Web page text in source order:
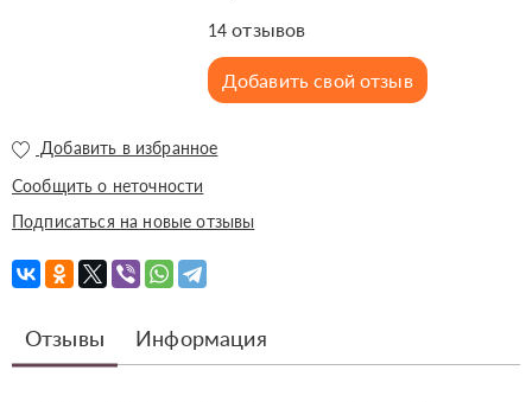
14 отзывов
Добавить свой отзыв
Добавить в избранное
Сообщить о неточности
Подписаться на новые отзывы
Отзывы Информация